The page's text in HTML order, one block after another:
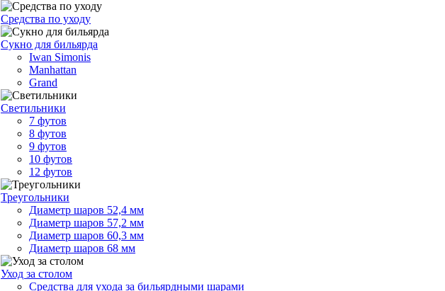
Средства по уходу
Сукно для бильярда
Iwan Simonis
Manhattan
Grand
Светильники
7 футов
8 футов
9 футов
10 футов
12 футов
Треугольники
Диаметр шаров 52,4 мм
Диаметр шаров 57,2 мм
Диаметр шаров 60,3 мм
Диаметр шаров 68 мм
Уход за столом
Средства для ухода за бильярдными шарами